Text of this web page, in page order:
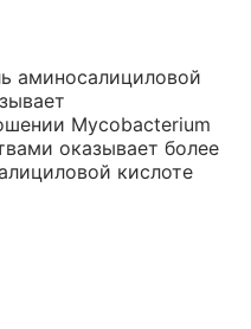
аминосалициловой
Mycobacterium
оказывает более
кислоте